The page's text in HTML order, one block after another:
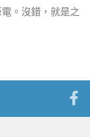
。沒錯，就是之